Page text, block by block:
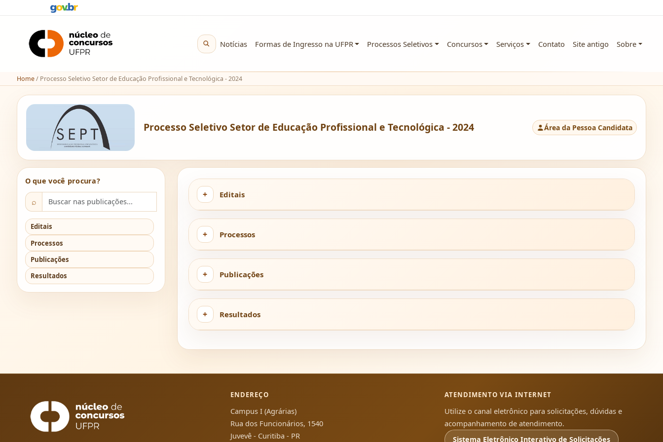
Notícias Formas de Ingresso na UFPR Processos Seletivos Concursos Serviços Contato Site antigo Sobre
Home / Processo Seletivo Setor de Educação Profissional e Tecnológica - 2024
Processo Seletivo Setor de Educação Profissional e Tecnológica - 2024 Área da Pessoa Candidata
O que você procura?
⌕
Editais
Processos
Publicações
Resultados
Editais
Processos
Publicações
Resultados
ENDEREÇO
Campus I (Agrárias)
Rua dos Funcionários, 1540
Juvevê - Curitiba - PR
ATENDIMENTO VIA INTERNET
Utilize o canal eletrônico para solicitações, dúvidas e
acompanhamento de atendimento.
Sistema Eletrônico Interativo de Solicitações